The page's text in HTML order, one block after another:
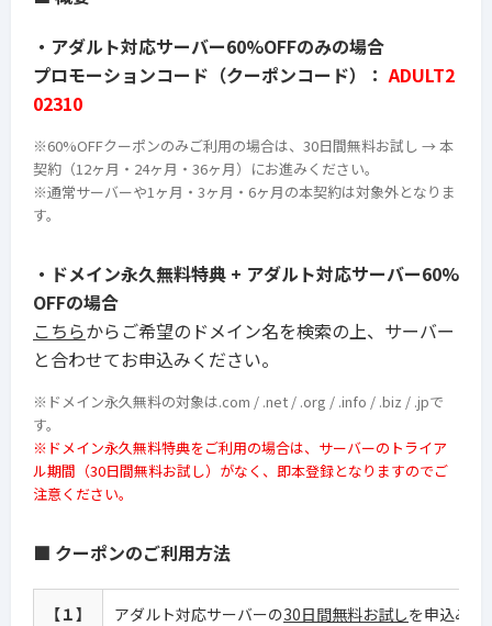
・アダルト対応サーバー60%OFFのみの場合
プロモーションコード（クーポンコード）： ADULT2
02310
※60%OFFクーポンのみご利用の場合は、30日間無料お試し → 本
契約（12ヶ月・24ヶ月・36ヶ月）にお進みください。
※通常サーバーや1ヶ月・3ヶ月・6ヶ月の本契約は対象外となりま
す。
・ドメイン永久無料特典 + アダルト対応サーバー60%
OFFの場合
こちらからご希望のドメイン名を検索の上、サーバー
と合わせてお申込みください。
※ドメイン永久無料の対象は.com / .net / .org / .info / .biz / .jpで
す。
※ドメイン永久無料特典をご利用の場合は、サーバーのトライア
ル期間（30日間無料お試し）がなく、即本登録となりますのでご
注意ください。
■ クーポンのご利用方法
【１】 アダルト対応サーバーの30日間無料お試しを申込みま